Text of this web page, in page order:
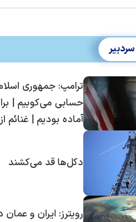
ترامپ: جمهوری
حسابی می‌کوبیم |
آماده بودیم |
دکل‌ها قد می‌کشند
رویترز: ایران و